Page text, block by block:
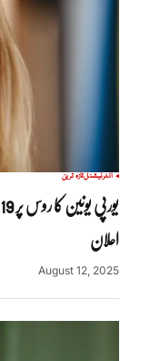
انٹرنیشنلتازہ ترین
اعلان
August 12, 2025